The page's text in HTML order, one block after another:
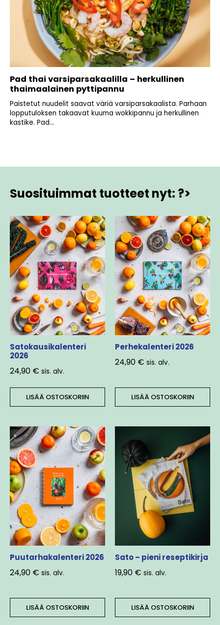
Pad thai varsiparsakaalilla – herkullinen
thaimaalainen pyttipannu
Paistetut nuudelit saavat väriä varsiparsakaalista. Parhaan
lopputuloksen takaavat kuuma wokkipannu ja herkullinen
kastike. Pad...
Suosituimmat tuotteet nyt: ?>
Satokausikalenteri
2026
24,90 € sis. alv.
LISÄÄ OSTOSKORIIN
Perhekalenteri 2026
24,90 € sis. alv.
LISÄÄ OSTOSKORIIN
Puutarhakalenteri 2026
24,90 € sis. alv.
LISÄÄ OSTOSKORIIN
Sato – pieni reseptikirja
19,90 € sis. alv.
LISÄÄ OSTOSKORIIN